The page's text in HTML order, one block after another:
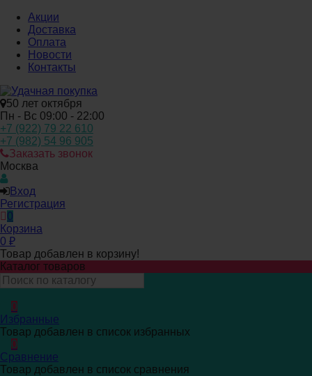
Акции
Доставка
Оплата
Новости
Контакты
50 лет октября
Пн - Вс 09:00 - 22:00
+7 (922) 79 22 610
+7 (982) 54 96 905
Заказать звонок
Москва
Вход
Регистрация
0
Корзина
0 ₽
Товар добавлен в корзину!
Каталог товаров
0
Избранные
Товар добавлен в список избранных
0
Сравнение
Товар добавлен в список сравнения